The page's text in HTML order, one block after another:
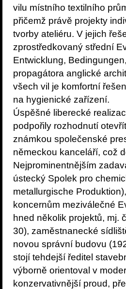
vilu místního textilního
přičemž právě projekty
tvorby ateliéru. V jejich
zprostředkovaný střední
Entwicklung,
propagátora anglické
všech vil je komfortní
na hygienické zařízení.
Úspěšné liberecké
podpořily rozhodnutí
známkou společenské
německou kanceláří, což
Nejprominentnějším
ústecký Spolek pro
metallurgische
koncernům meziválečné
hned několik projektů, mj.
30), zaměstnanecké
novou správní budovu
stojí tehdejší ředitel
výborně orientoval v
konzervativnější proud,